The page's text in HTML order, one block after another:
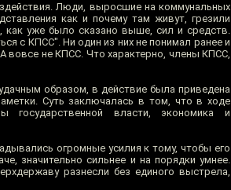
Люди, выросшие на коммунальных
как и почему там живут, грезили
как уже было сказано выше, сил и средств.
с КПСС". Ни один из них не понимал ранее и
вовсе не КПСС. Что характерно, члены КПСС,
образом, в действие была приведена
Суть заключалась в том, что в ходе
государственной власти, экономика и
огромные усилия к тому, чтобы его
значительно сильнее и на порядки умнее.
разнесли без единого выстрела,